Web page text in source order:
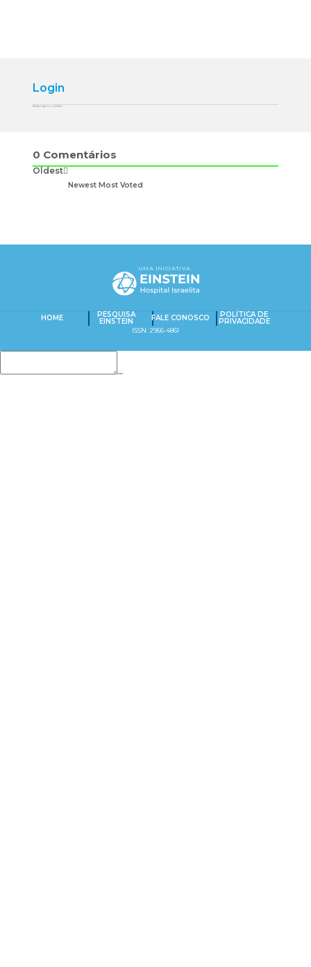
Login
Please login to comment
0 Comentários
Oldest
Newest Most Voted
HOME PESQUISA
EINSTEIN FALE CONOSCO POLÍTICA DE
PRIVACIDADE
ISSN: 2966-4861
UMA INICIATIVA
Insert